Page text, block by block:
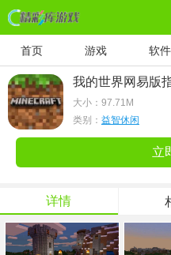
首页 游戏 软件
我的世界网易版
大小： 97.71M
类别： 益智休闲
立
详情